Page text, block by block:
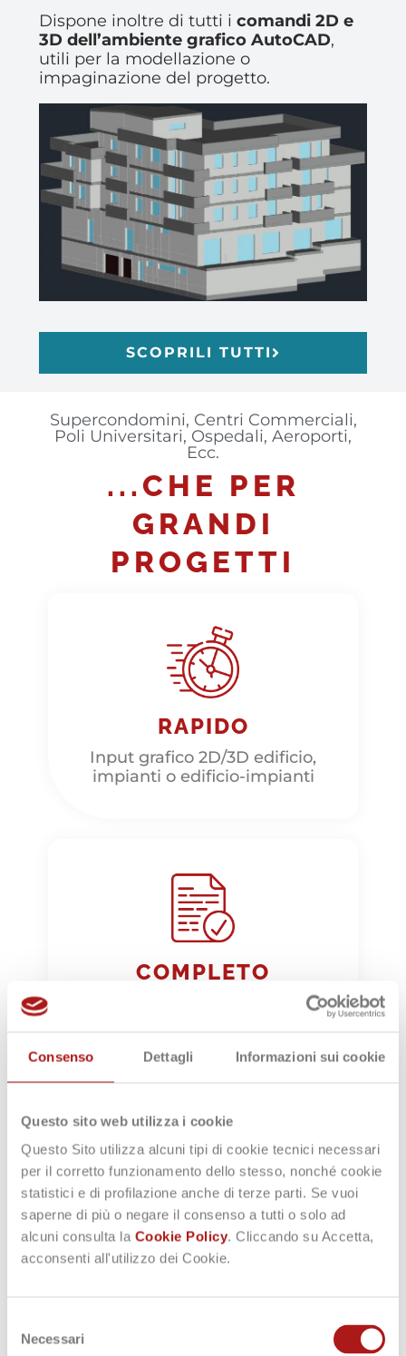
Consenso Dettagli Informazioni sui cookie
Questo sito web utilizza i cookie
Questo Sito utilizza alcuni tipi di cookie tecnici necessari
per il corretto funzionamento dello stesso, nonché cookie
statistici e di profilazione anche di terze parti. Se vuoi
saperne di più o negare il consenso a tutti o solo ad
alcuni consulta la Cookie Policy. Cliccando su Accetta,
acconsenti all'utilizzo dei Cookie.
delNecessari
Dispone inoltre di tutti i comandi 2D e
3D dell’ambiente grafico AutoCAD,
utili per la modellazione o
impaginazione del progetto.
SCOPRILI TUTTI
Supercondomini, Centri Commerciali,
Poli Universitari, Ospedali, Aeroporti,
Ecc.
...CHE PER
GRANDI
PROGETTI
RAPIDO
Input grafico 2D/3D edificio,
impianti o edificio-impianti
COMPLETO
Progetto integrato in unico
PROFESSIONALE
Potenza del motore di calcolo